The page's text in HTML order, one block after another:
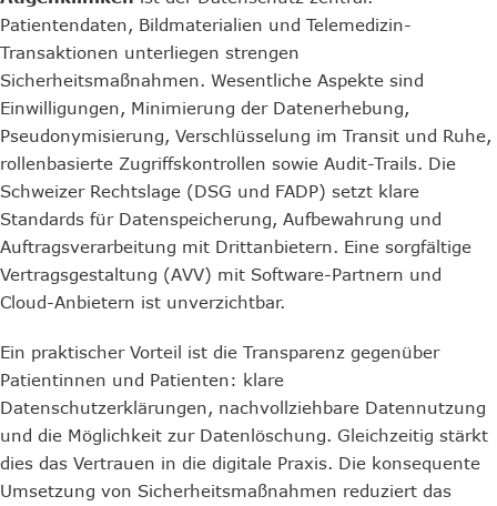
Patientendaten, Bildmaterialien und Telemedizin-
Transaktionen unterliegen strengen
Sicherheitsmaßnahmen. Wesentliche Aspekte sind
Einwilligungen, Minimierung der Datenerhebung,
Pseudonymisierung, Verschlüsselung im Transit und Ruhe,
rollenbasierte Zugriffskontrollen sowie Audit-Trails. Die
Schweizer Rechtslage (DSG und FADP) setzt klare
Standards für Datenspeicherung, Aufbewahrung und
Auftragsverarbeitung mit Drittanbietern. Eine sorgfältige
Vertragsgestaltung (AVV) mit Software-Partnern und
Cloud-Anbietern ist unverzichtbar.
Ein praktischer Vorteil ist die Transparenz gegenüber
Patientinnen und Patienten: klare
Datenschutzerklärungen, nachvollziehbare Datennutzung
und die Möglichkeit zur Datenlöschung. Gleichzeitig stärkt
dies das Vertrauen in die digitale Praxis. Die konsequente
Umsetzung von Sicherheitsmaßnahmen reduziert das